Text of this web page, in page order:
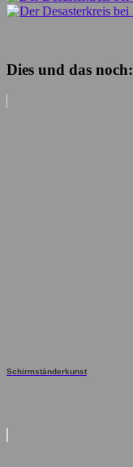
Dies und das noch:
Schirmständerkunst